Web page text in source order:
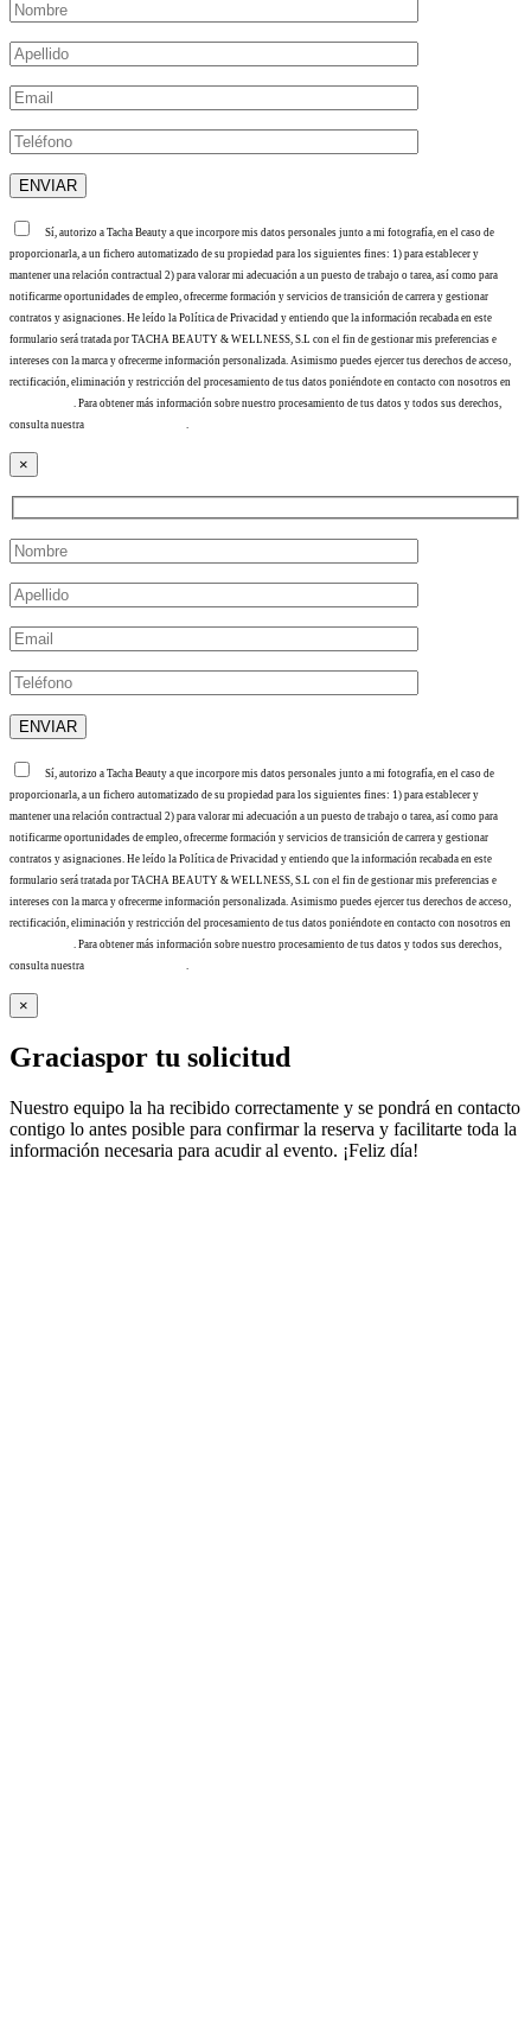
Sí, autorizo a Tacha Beauty a que incorpore mis datos personales junto a mi fotografía, en el caso de
proporcionarla, a un fichero automatizado de su propiedad para los siguientes fines: 1) para establecer y
mantener una relación contractual 2) para valorar mi adecuación a un puesto de trabajo o tarea, así como para
notificarme oportunidades de empleo, ofrecerme formación y servicios de transición de carrera y gestionar
contratos y asignaciones. He leído la Política de Privacidad y entiendo que la información recabada en este
formulario será tratada por TACHA BEAUTY & WELLNESS, S.L con el fin de gestionar mis preferencias e
intereses con la marca y ofrecerme información personalizada. Asimismo puedes ejercer tus derechos de acceso,
rectificación, eliminación y restricción del procesamiento de tus datos poniéndote en contacto con nosotros en
. Para obtener más información sobre nuestro procesamiento de tus datos y todos sus derechos,
consulta nuestra
.
×
Sí, autorizo a Tacha Beauty a que incorpore mis datos personales junto a mi fotografía, en el caso de
proporcionarla, a un fichero automatizado de su propiedad para los siguientes fines: 1) para establecer y
mantener una relación contractual 2) para valorar mi adecuación a un puesto de trabajo o tarea, así como para
notificarme oportunidades de empleo, ofrecerme formación y servicios de transición de carrera y gestionar
contratos y asignaciones. He leído la Política de Privacidad y entiendo que la información recabada en este
formulario será tratada por TACHA BEAUTY & WELLNESS, S.L con el fin de gestionar mis preferencias e
intereses con la marca y ofrecerme información personalizada. Asimismo puedes ejercer tus derechos de acceso,
rectificación, eliminación y restricción del procesamiento de tus datos poniéndote en contacto con nosotros en
. Para obtener más información sobre nuestro procesamiento de tus datos y todos sus derechos,
consulta nuestra
×
Graciaspor tu solicitud
Nuestro equipo la ha recibido correctamente y se pondrá en contacto
contigo lo antes posible para confirmar la reserva y facilitarte toda la
información necesaria para acudir al evento. ¡Feliz día!